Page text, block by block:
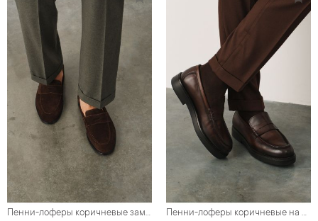
Пенни-лоферы коричневые замшевые, подошва из натуральной кожи Пенни-лоферы коричневые на высокой гладкой подошве